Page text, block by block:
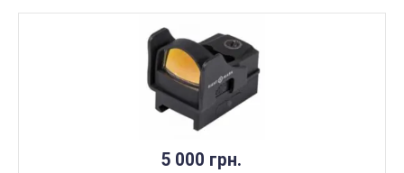
5 000 грн.